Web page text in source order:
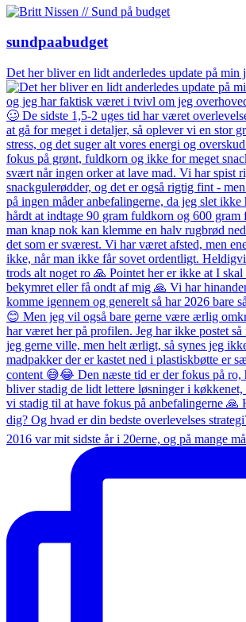
sundpaabudget
Det her bliver en lidt anderledes update på min j
2016 var mit sidste år i 20erne, og på mange må